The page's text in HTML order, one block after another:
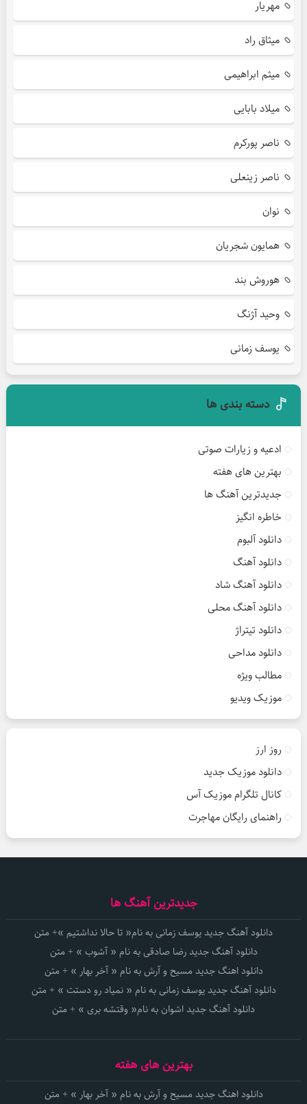
مهریار
میثاق راد
میثم ابراهیمی
میلاد بابایی
ناصر پورکرم
ناصر زینعلی
نوان
همایون شجریان
هوروش بند
وحید آژنگ
یوسف زمانی
دسته بندی ها
ادعیه و زیارات صوتی
بهترین های هفته
جدیدترین آهنگ ها
خاطره انگیز
دانلود آلبوم
دانلود آهنگ
دانلود آهنگ شاد
دانلود آهنگ محلی
دانلود تیتراژ
دانلود مداحی
مطالب ویژه
موزیک ویدیو
روز ارز
دانلود موزیک جدید
کانال تلگرام موزیک آس
راهنمای رایگان مهاجرت
جدیدترین آهنگ ها
دانلود آهنگ جدید یوسف زمانی به نام« تا حالا نداشتیم »+ متن
دانلود آهنگ جدید رضا صادقی به نام « آشوب » + متن
دانلود اهنگ جدید مسیح و آرش به نام « آخر بهار » + متن
دانلود آهنگ جدید یوسف زمانی به نام « نمیاد رو دستت » + متن
دانلود آهنگ جدید اشوان به نام« وقتشه بری » + متن
بهترین های هفته
دانلود اهنگ جدید مسیح و آرش به نام « آخر بهار » + متن